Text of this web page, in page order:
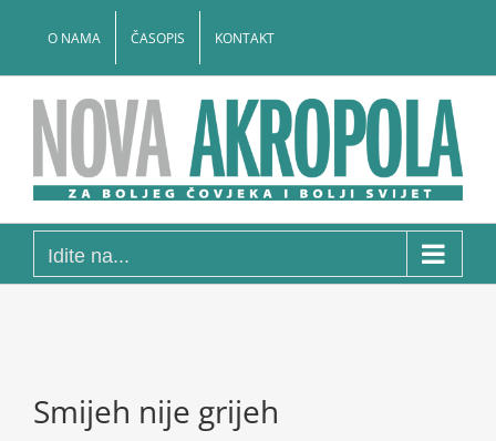
O NAMA ČASOPIS KONTAKT
Idite na...
Smijeh nije grijeh